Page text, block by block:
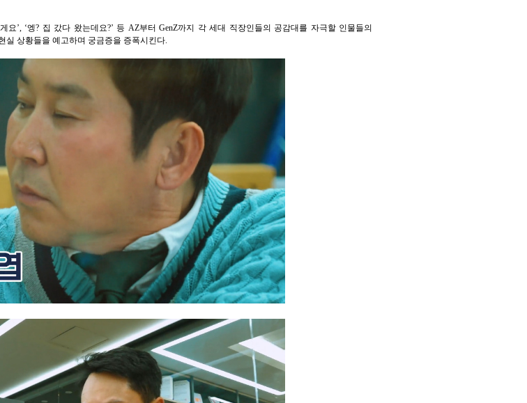
요’, ‘엥? 집 갔다 왔는데요?’ 등 AZ부터 GenZ까지 각 세대 직장인들의 공감대를 자극할 인물들의
실 상황들을 예고하며 궁금증을 증폭시킨다.